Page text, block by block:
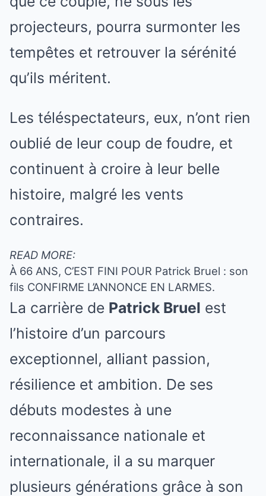
projecteurs, pourra surmonter les
tempêtes et retrouver la sérénité
qu’ils méritent.
Les téléspectateurs, eux, n’ont rien
oublié de leur coup de foudre, et
continuent à croire à leur belle
histoire, malgré les vents
contraires.
READ MORE:
À 66 ANS, C’EST FINI POUR Patrick Bruel : son
fils CONFIRME L’ANNONCE EN LARMES.
La carrière de Patrick Bruel est
l’histoire d’un parcours
exceptionnel, alliant passion,
résilience et ambition. De ses
débuts modestes à une
reconnaissance nationale et
internationale, il a su marquer
plusieurs générations grâce à son